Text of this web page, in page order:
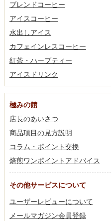
ブレンドコーヒー
アイスコーヒー
水出しアイス
カフェインレスコーヒー
紅茶・ハーブティー
アイスドリンク
極みの館
店長のあいさつ
商品項目の見方説明
コラム・ポイント交換
焙煎ワンポイントアドバイス
その他サービスについて
ユーザーレビューについて
メールマガジン会員登録